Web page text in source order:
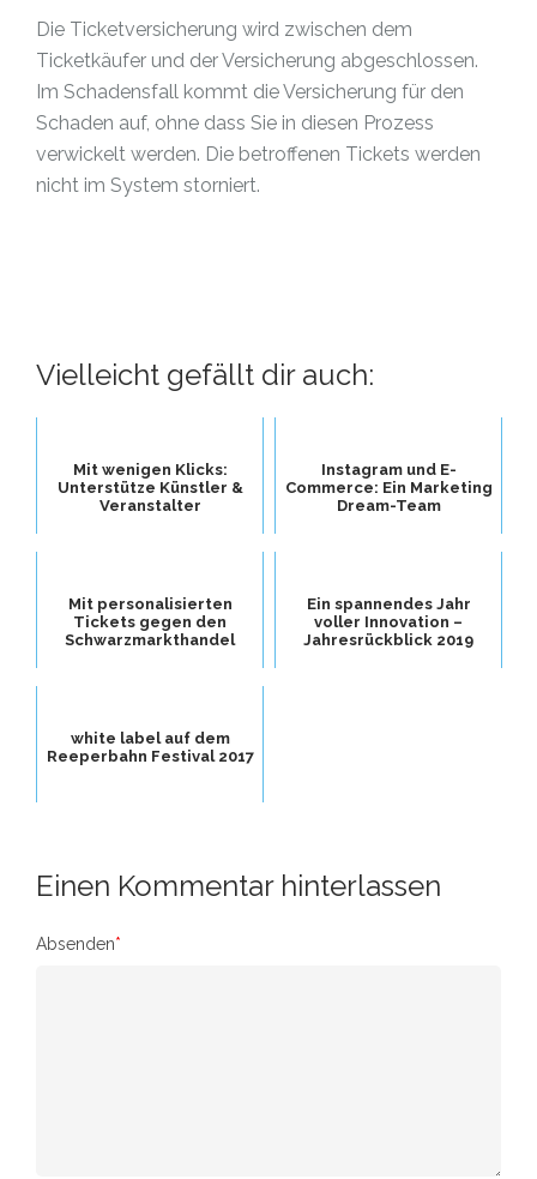
Die Ticketversicherung wird zwischen dem
Ticketkäufer und der Versicherung abgeschlossen.
Im Schadensfall kommt die Versicherung für den
Schaden auf, ohne dass Sie in diesen Prozess
verwickelt werden. Die betroffenen Tickets werden
nicht im System storniert.
Vielleicht gefällt dir auch:
Mit wenigen Klicks:
Unterstütze Künstler &
Veranstalter
Instagram und E-
Commerce: Ein Marketing
Dream-Team
Mit personalisierten
Tickets gegen den
Schwarzmarkthandel
Ein spannendes Jahr
voller Innovation –
Jahresrückblick 2019
white label auf dem
Reeperbahn Festival 2017
Einen Kommentar hinterlassen
Absenden*